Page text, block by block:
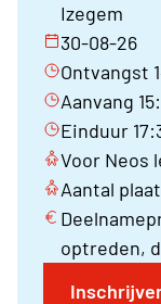
Izegem
30-08-26
Ontvangst
Aanvang
Einduur
Voor Neos
Aantal
optreden,